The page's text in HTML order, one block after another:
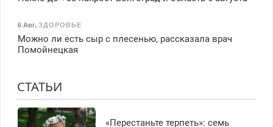
6 Авг, ЗДОРОВЬЕ
Можно ли есть сыр с плесенью, рассказала врач
Помойнецкая
СТАТЬИ
«Перестаньте терпеть»: семь